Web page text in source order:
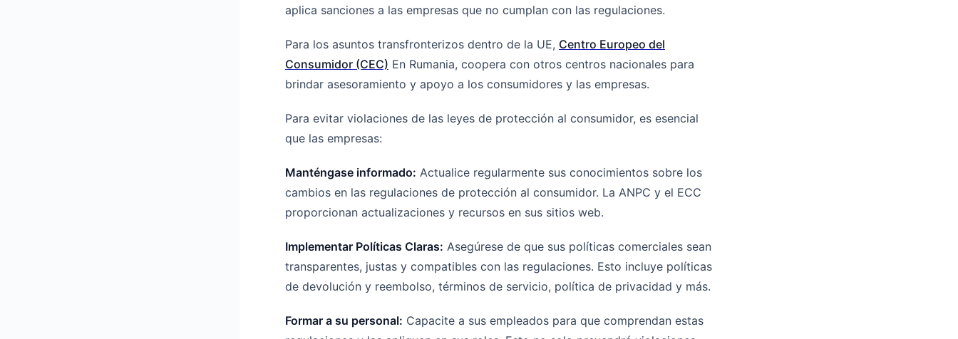
aplica sanciones a las empresas que no cumplan con las regulaciones.
Para los asuntos transfronterizos dentro de la UE, Centro Europeo del
Consumidor (CEC) En Rumania, coopera con otros centros nacionales para
brindar asesoramiento y apoyo a los consumidores y las empresas.
Para evitar violaciones de las leyes de protección al consumidor, es esencial
que las empresas:
Manténgase informado: Actualice regularmente sus conocimientos sobre los
cambios en las regulaciones de protección al consumidor. La ANPC y el ECC
proporcionan actualizaciones y recursos en sus sitios web.
Implementar Políticas Claras: Asegúrese de que sus políticas comerciales sean
transparentes, justas y compatibles con las regulaciones. Esto incluye políticas
de devolución y reembolso, términos de servicio, política de privacidad y más.
Formar a su personal: Capacite a sus empleados para que comprendan estas